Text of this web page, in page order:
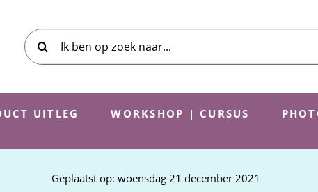
Zoeken
naar:
UITLEG WORKSHOP | CURSUS
Geplaatst op: woensdag 21 december 2021